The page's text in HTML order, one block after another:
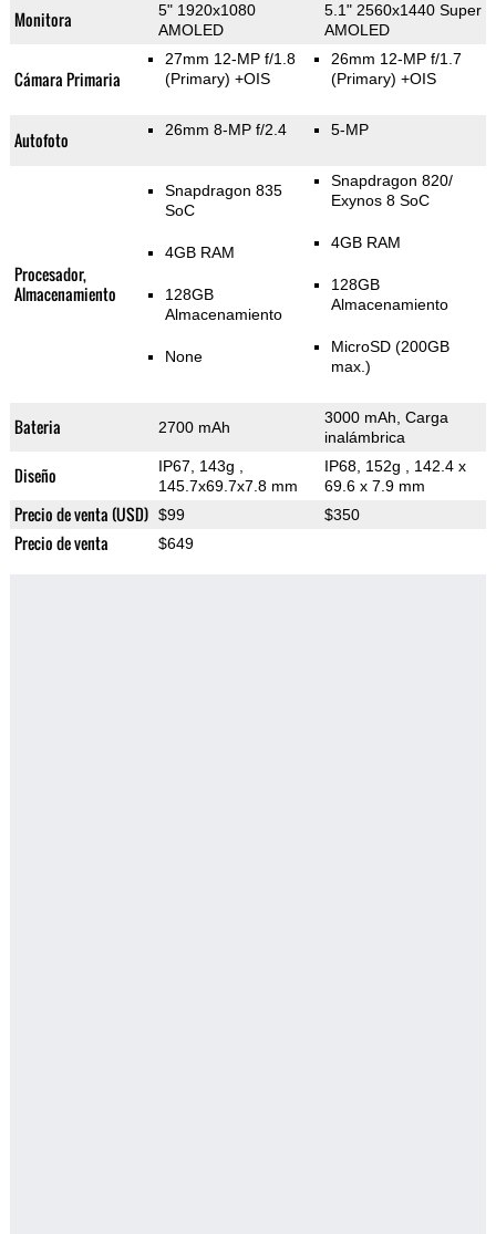
Monitora
5" 1920x1080
AMOLED
5.1" 2560x1440 Super
AMOLED
Cámara Primaria
27mm 12-MP f/1.8
(Primary) +OIS
26mm 12-MP f/1.7
(Primary) +OIS
Autofoto 26mm 8-MP f/2.4 5-MP
Procesador,
Almacenamiento
Snapdragon 835
SoC
4GB RAM
128GB
Almacenamiento
None
Snapdragon 820/
Exynos 8 SoC
4GB RAM
128GB
Almacenamiento
MicroSD (200GB
max.)
Bateria 2700 mAh
3000 mAh, Carga
inalámbrica
Diseño IP67, 143g
145.7x69.7x7.8 mm
IP68, 152g
, 142.4 x
69.6 x 7.9 mm
Precio de venta (USD) $99 $350
Precio de venta $649